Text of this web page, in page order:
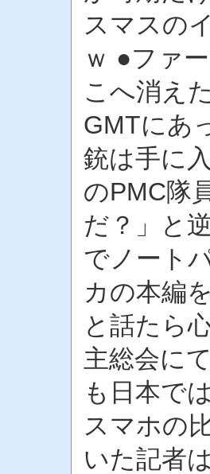
スマスの
ｗ ●ファ
こへ消え
GMTにあ
銃は手に
のPMC隊
だ？」と
でノート
カの本編
と話たら
主総会に
も日本で
スマホの
いた記者